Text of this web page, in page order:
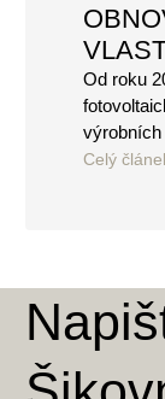
Od roku
výrobních
Celý